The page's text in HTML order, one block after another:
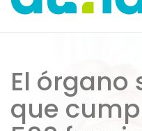
El órgano
que